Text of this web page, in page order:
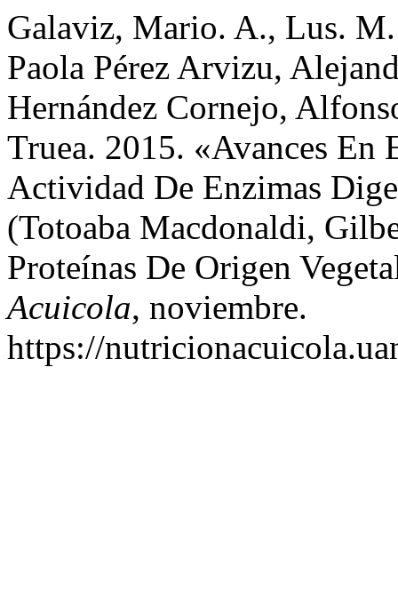
Galaviz, Mario. A., Lus.
Paola Pérez Arvizu,
Hernández Cornejo,
Truea. 2015. «Avances En
Actividad De Enzimas
(Totoaba Macdonaldi,
Proteínas De Origen
Acuicola, noviembre.
https://